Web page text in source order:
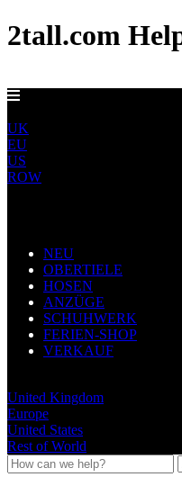
2tall.com
UK
EU
US
ROW
NEU
OBERTIELE
HOSEN
ANZÜGE
SCHUHWERK
FERIEN-SHOP
VERKAUF
United Kingdom
Europe
United States
Rest of World